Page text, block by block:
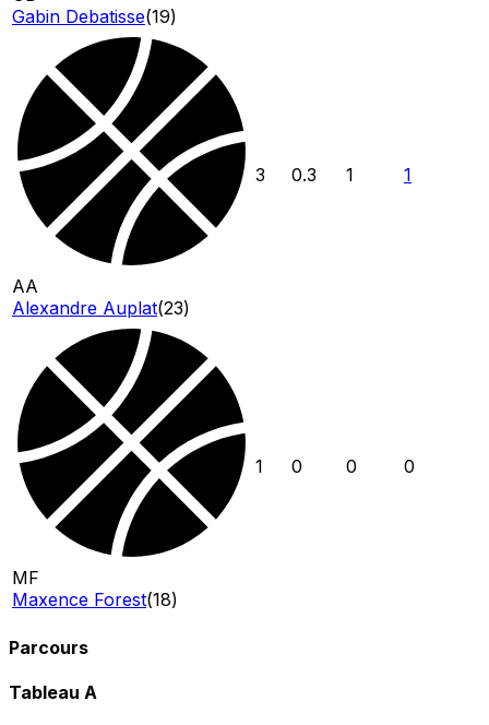
Gabin Debatisse(19)
AA
Alexandre Auplat(23)
3 0.3 1 1
MF
Maxence Forest(18)
1 0 0 0
Parcours
Tableau A